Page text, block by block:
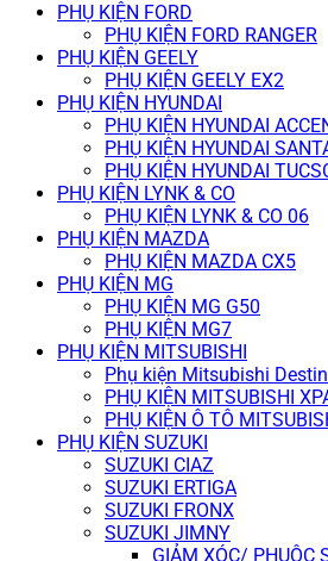
PHỤ KIỆN FORD
PHỤ KIỆN FORD RANGER
PHỤ KIỆN GEELY
PHỤ KIỆN GEELY EX2
PHỤ KIỆN HYUNDAI
PHỤ KIỆN HYUNDAI
PHỤ KIỆN HYUNDAI
PHỤ KIỆN HYUNDAI
PHỤ KIỆN LYNK & CO
PHỤ KIỆN LYNK & CO 06
PHỤ KIỆN MAZDA
PHỤ KIỆN MAZDA CX5
PHỤ KIỆN MG
PHỤ KIỆN MG G50
PHỤ KIỆN MG7
PHỤ KIỆN MITSUBISHI
Phụ kiện Mitsubishi
PHỤ KIỆN MITSUBISHI
PHỤ KIỆN Ô TÔ
PHỤ KIỆN SUZUKI
SUZUKI CIAZ
SUZUKI ERTIGA
SUZUKI FRONX
SUZUKI JIMNY
GIẢM XÓC/ PHUỘC